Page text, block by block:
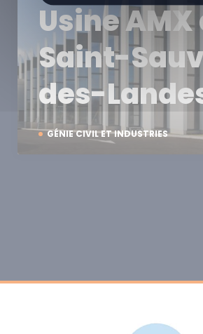
GÉNIE CIVIL ET INDUSTRIES
Usine AMX
Saint-
des-